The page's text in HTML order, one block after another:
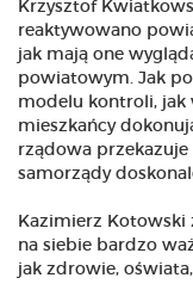
Krzysztof
reaktywowano
jak mają one
powiatowym. Jak
modelu kontroli, jak
mieszkańcy
rządowa
samorządy
Kazimierz Kotowski
na siebie bardzo
jak zdrowie,